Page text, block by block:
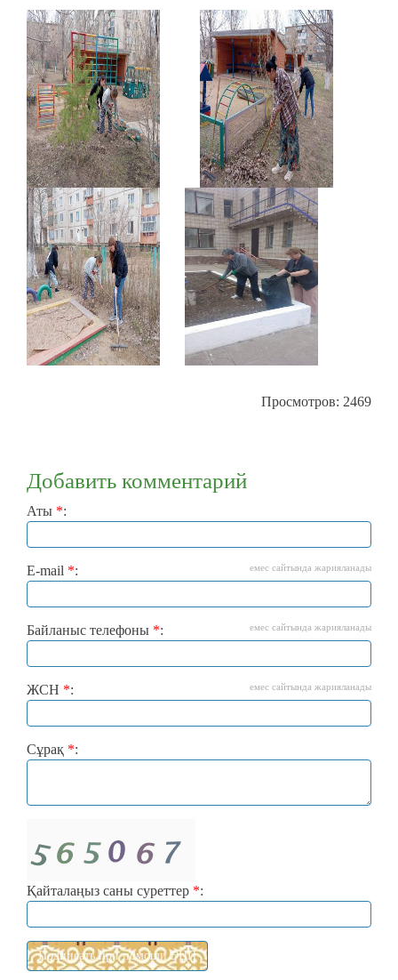
Просмотров: 2469
Добавить комментарий
Аты *:
E-mail *: емес сайтында жарияланады
Байланыс телефоны *: емес сайтында жарияланады
ЖСН *: емес сайтында жарияланады
Сұрақ *:
Қайталаңыз саны суреттер *: